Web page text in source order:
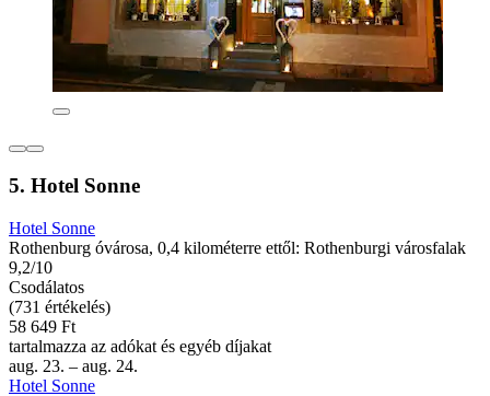
5. Hotel Sonne
Hotel Sonne
Rothenburg óvárosa, 0,4 kilométerre ettől: Rothenburgi városfalak
9,2/10
Csodálatos
(731 értékelés)
58 649 Ft
tartalmazza az adókat és egyéb díjakat
aug. 23. – aug. 24.
Hotel Sonne